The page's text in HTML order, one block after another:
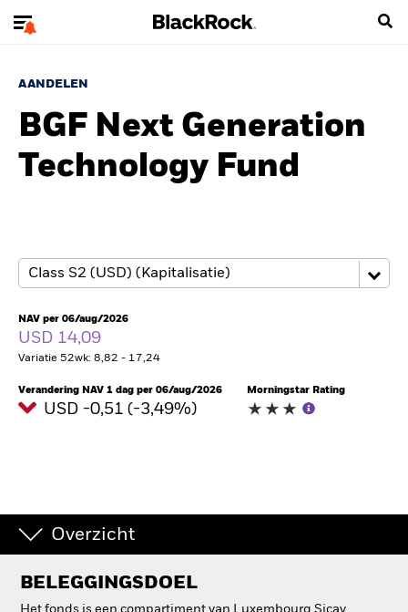
AANDELEN
BGF Next Generation
Technology Fund
NAV per 06/aug/2026
USD 14,09
Variatie 52wk: 8,82 - 17,24
Verandering NAV 1 dag per 06/aug/2026
USD -0,51 (-3,49%)
Morningstar Rating
Overzicht
BELEGGINGSDOEL
Het fonds is een compartiment van Luxembourg Sicav